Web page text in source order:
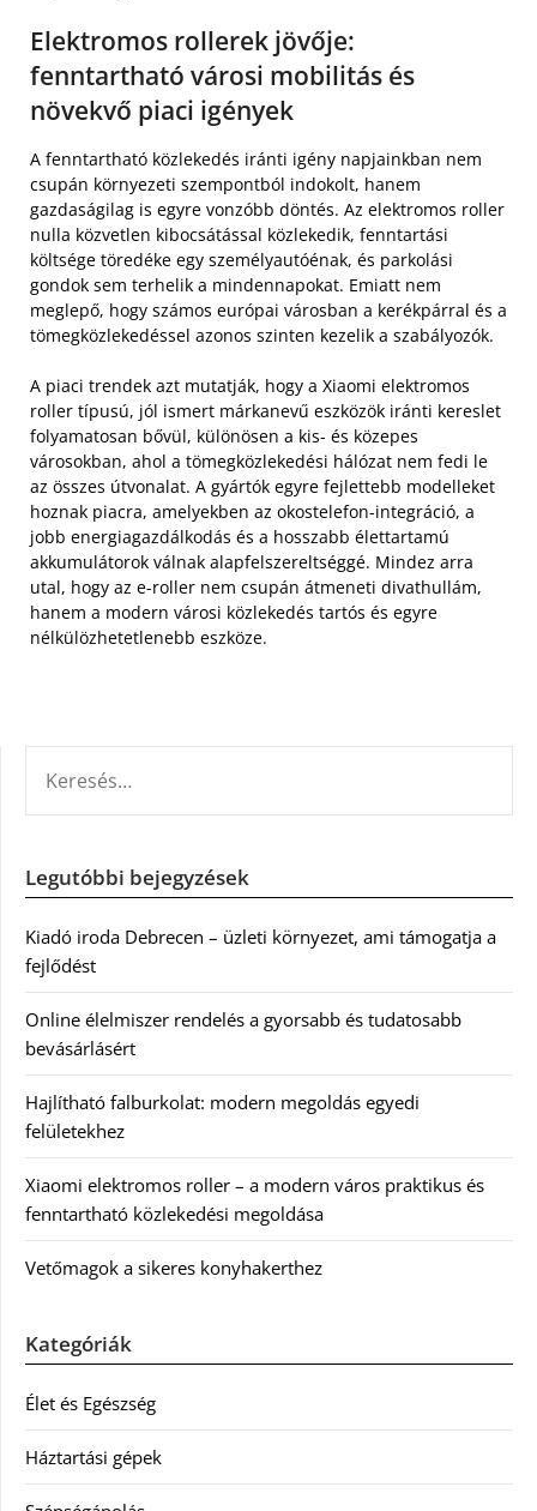
Elektromos rollerek jövője:
fenntartható városi mobilitás és
növekvő piaci igények
A fenntartható közlekedés iránti igény napjainkban nem
csupán környezeti szempontból indokolt, hanem
gazdaságilag is egyre vonzóbb döntés. Az elektromos roller
nulla közvetlen kibocsátással közlekedik, fenntartási
költsége töredéke egy személyautóénak, és parkolási
gondok sem terhelik a mindennapokat. Emiatt nem
meglepő, hogy számos európai városban a kerékpárral és a
tömegközlekedéssel azonos szinten kezelik a szabályozók.
A piaci trendek azt mutatják, hogy a Xiaomi elektromos
roller típusú, jól ismert márkanevű eszközök iránti kereslet
folyamatosan bővül, különösen a kis- és közepes
városokban, ahol a tömegközlekedési hálózat nem fedi le
az összes útvonalat. A gyártók egyre fejlettebb modelleket
hoznak piacra, amelyekben az okostelefon-integráció, a
jobb energiagazdálkodás és a hosszabb élettartamú
akkumulátorok válnak alapfelszereltséggé. Mindez arra
utal, hogy az e-roller nem csupán átmeneti divathullám,
hanem a modern városi közlekedés tartós és egyre
nélkülözhetetlenebb eszköze.
Legutóbbi bejegyzések
Kiadó iroda Debrecen – üzleti környezet, ami támogatja a
fejlődést
Online élelmiszer rendelés a gyorsabb és tudatosabb
bevásárlásért
Hajlítható falburkolat: modern megoldás egyedi
felületekhez
Xiaomi elektromos roller – a modern város praktikus és
fenntartható közlekedési megoldása
Vetőmagok a sikeres konyhakerthez
Kategóriák
Élet és Egészség
Háztartási gépek